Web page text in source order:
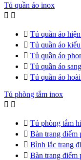
Tủ quần áo inox
 
 Tủ quần áo
 Tủ quần áo
 Tủ quần áo
 Tủ quần áo
 Tủ quần áo
Tủ phòng tắm inox
 
 Tủ phòng tắm
 Bàn trang điểm
 Bình lắc trang
 Bàn trang điểm